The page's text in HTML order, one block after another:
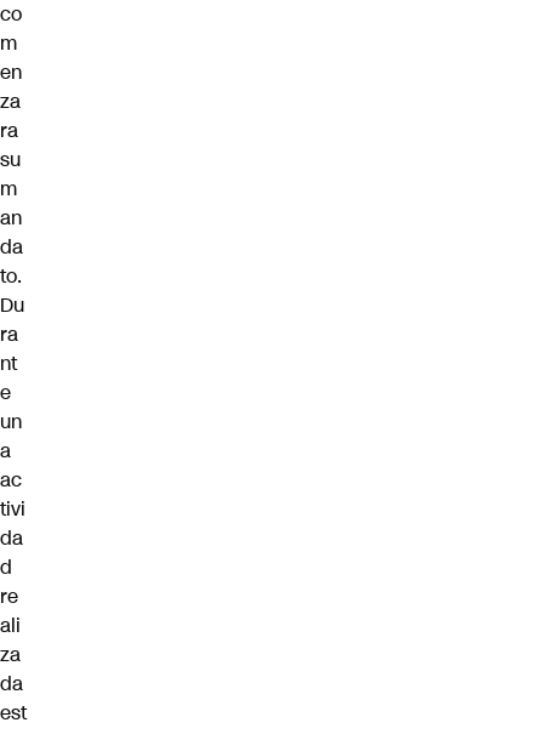
co
m
en
za
ra
su
m
an
da
to.
Du
ra
nt
e
un
a
ac
tivi
da
d
re
ali
za
da
est